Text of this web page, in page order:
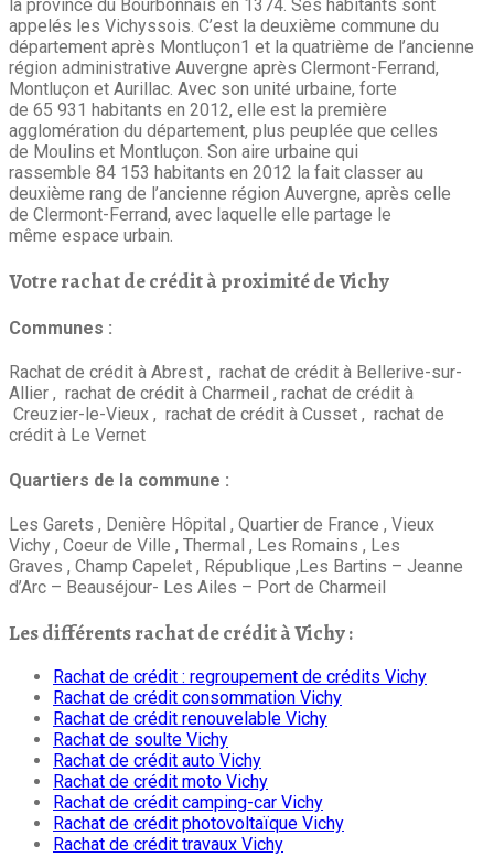
la province du Bourbonnais en 1374. Ses habitants sont
appelés les Vichyssois. C’est la deuxième commune du
département après Montluçon1 et la quatrième de l’ancienne
région administrative Auvergne après Clermont-Ferrand,
Montluçon et Aurillac. Avec son unité urbaine, forte
de 65 931 habitants en 2012, elle est la première
agglomération du département, plus peuplée que celles
de Moulins et Montluçon. Son aire urbaine qui
rassemble 84 153 habitants en 2012 la fait classer au
deuxième rang de l’ancienne région Auvergne, après celle
de Clermont-Ferrand, avec laquelle elle partage le
même espace urbain.
Votre rachat de crédit à proximité de Vichy
Communes :
Rachat de crédit à Abrest , rachat de crédit à Bellerive-sur-
Allier , rachat de crédit à Charmeil , rachat de crédit à
Creuzier-le-Vieux , rachat de crédit à Cusset , rachat de
crédit à Le Vernet
Quartiers de la commune :
Les Garets , Denière Hôpital , Quartier de France , Vieux
Vichy , Coeur de Ville , Thermal , Les Romains , Les
Graves , Champ Capelet , République ,Les Bartins – Jeanne
d’Arc – Beauséjour- Les Ailes – Port de Charmeil
Les différents rachat de crédit à Vichy :
Rachat de crédit : regroupement de crédits Vichy
Rachat de crédit consommation Vichy
Rachat de crédit renouvelable Vichy
Rachat de soulte Vichy
Rachat de crédit auto Vichy
Rachat de crédit moto Vichy
Rachat de crédit camping-car Vichy
Rachat de crédit photovoltaïque Vichy
Rachat de crédit travaux Vichy